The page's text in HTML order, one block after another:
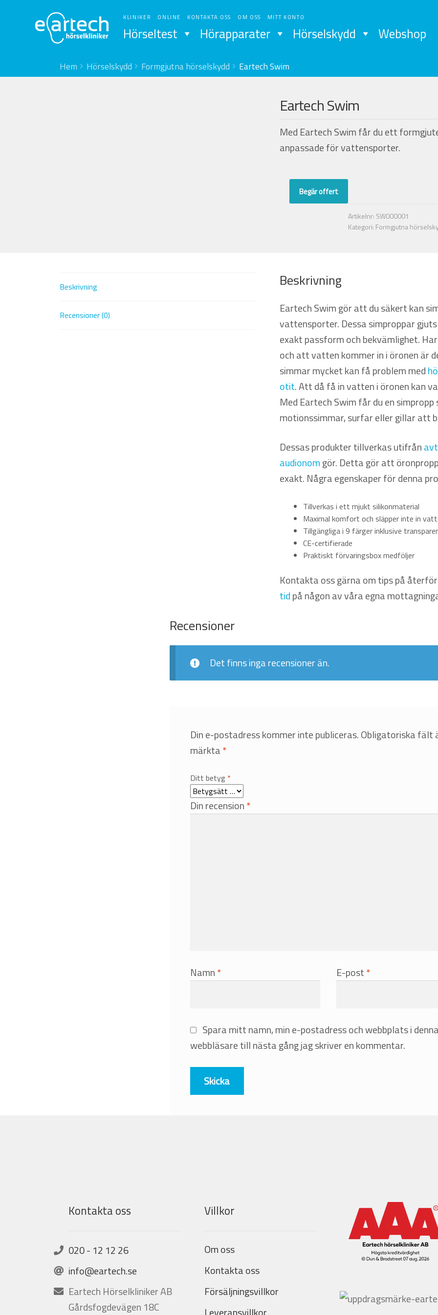
till
navigering
till
innehåll
KLINIKER ONLINE KONTAKTA OSS OM OSS MITT KONTO
Hörseltest Hörapparater Hörselskydd Webshop
Hem Hörselskydd Formgjutna hörselskydd Eartech Swim
Eartech Swim
Med Eartech Swim får du ett
anpassade för vattensporter.
Begär offert
Artikelnr: SW000001
Kategori: Formgjutna
Beskrivning
Recensioner (0)
Beskrivning
Eartech Swim gör att du säkert kan
vattensporter. Dessa simproppar
exakt passform och bekvämlighet.
och att vatten kommer in i öronen är
simmar mycket kan få problem med
otit. Att då få in vatten i öronen kan
Med Eartech Swim får du en
motionssimmar, surfar eller gillar att
Dessas produkter tillverkas utifrån
audionomgör. Detta gör att
exakt. Några egenskaper för denna
Tillverkas i ett mjukt silikonmaterial
Maximal komfort och släpper inte in
Tillgängliga i 9 färger inklusive
CE-certifierade
Praktiskt förvaringsbox medföljer
Kontakta oss gärna om tips på
tidpå någon av våra egna
Recensioner
Det finns inga recensioner än.
Din e-postadress kommer inte publiceras.Obligatoriska fält
märkta*
Ditt betyg *
Din recension*
Namn* E-post*
Spara mitt namn, min e-postadress och webbplats i
webbläsare till nästa gång jag skriver en kommentar.
Kontakta oss
020 - 12 12 26
info@eartech.se
Eartech Hörselkliniker AB
Gårdsfogdevägen 18C
Villkor
Om oss
Kontakta oss
Försäljningsvillkor